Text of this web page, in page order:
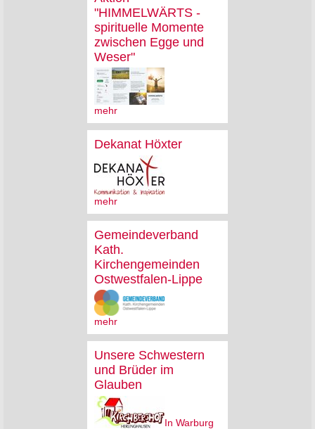
"HIMMELWÄRTS -
spirituelle Momente
zwischen Egge und
Weser"
mehr
Dekanat Höxter
mehr
Gemeindeverband
Kath.
Kirchengemeinden
Ostwestfalen-Lippe
mehr
Unsere Schwestern
und Brüder im
Glauben
In Warburg